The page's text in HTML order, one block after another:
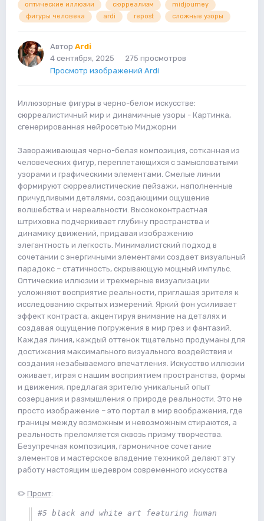
оптические иллюзии сюрреализм
midjourney
фигуры человека
ardi repost сложные узоры
Автор Ardi
4 сентября, 2025
275 просмотров
Просмотр изображений Ardi
Иллюзорные фигуры в черно-белом искусстве:
сюрреалистичный мир и динамичные узоры - Картинка,
сгенерированная нейросетью Миджорни
Завораживающая черно-белая композиция, сотканная из
человеческих фигур, переплетающихся с замысловатыми
узорами и графическими элементами. Смелые линии
формируют сюрреалистические пейзажи, наполненные
причудливыми деталями, создающими ощущение
волшебства и нереальности. Высококонтрастная
штриховка подчеркивает глубину пространства и
динамику движений, придавая изображению
элегантность и легкость. Минималистский подход в
сочетании с энергичными элементами создает визуальный
парадокс – статичность, скрывающую мощный импульс.
Оптические иллюзии и трехмерные визуализации
усложняют восприятие реальности, приглашая зрителя к
исследованию скрытых измерений. Яркий фон усиливает
эффект контраста, акцентируя внимание на деталях и
создавая ощущение погружения в мир грез и фантазий.
Каждая линия, каждый оттенок тщательно продуманы для
достижения максимального визуального воздействия и
создания незабываемого впечатления. Искусство иллюзии
оживает, играя с нашим восприятием пространства, формы
и движения, предлагая зрителю уникальный опыт
созерцания и размышления о природе реальности. Это не
просто изображение – это портал в мир воображения, где
границы между возможным и невозможным стираются, а
реальность преломляется сквозь призму творчества.
Безупречная композиция, гармоничное сочетание
элементов и мастерское владение техникой делают эту
работу настоящим шедевром современного искусства
✏️ Промт:
#5 black and white art featuring human